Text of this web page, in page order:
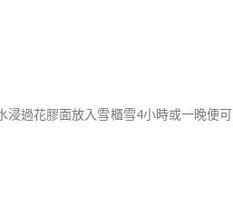
過花膠面放入雪櫃雪4小時或一晚便可